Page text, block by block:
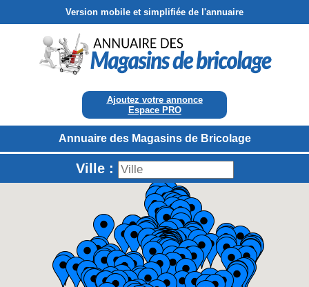
Version mobile et simplifiée de l'annuaire
Ajoutez votre annonce
Espace PRO
Annuaire des Magasins de Bricolage
Ville :